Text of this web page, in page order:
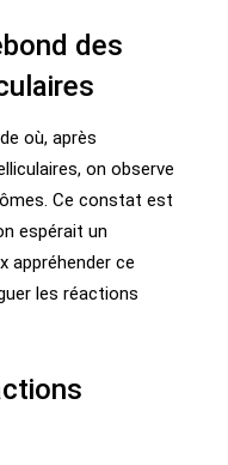
des
où, après
on observe
Ce constat est
espérait un
appréhender ce
les réactions